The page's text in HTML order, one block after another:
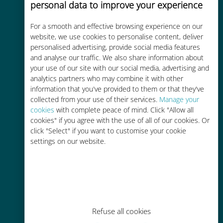
personal data to improve your experience
For a smooth and effective browsing experience on our
website, we use cookies to personalise content, deliver
personalised advertising, provide social media features
and analyse our traffic. We also share information about
your use of our site with our social media, advertising and
analytics partners who may combine it with other
information that you've provided to them or that they've
collected from your use of their services. Manage your
cookies with complete peace of mind. Click "Allow all
cookies" if you agree with the use of all of our cookies. Or
click "Select" if you want to customise your cookie
settings on our website.
Refuse all cookies
Custo-benefício
Até 90% mais barato do que as
tarifas de roaming de sua
operadora atual
Fácil recarga
Em qualquer lugar por meio do